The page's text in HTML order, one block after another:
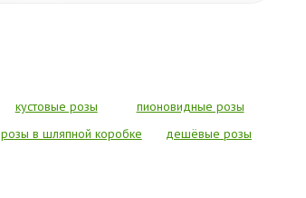
кустовые розы
пионовидные розы
розы в шляпной коробке дешёвые розы